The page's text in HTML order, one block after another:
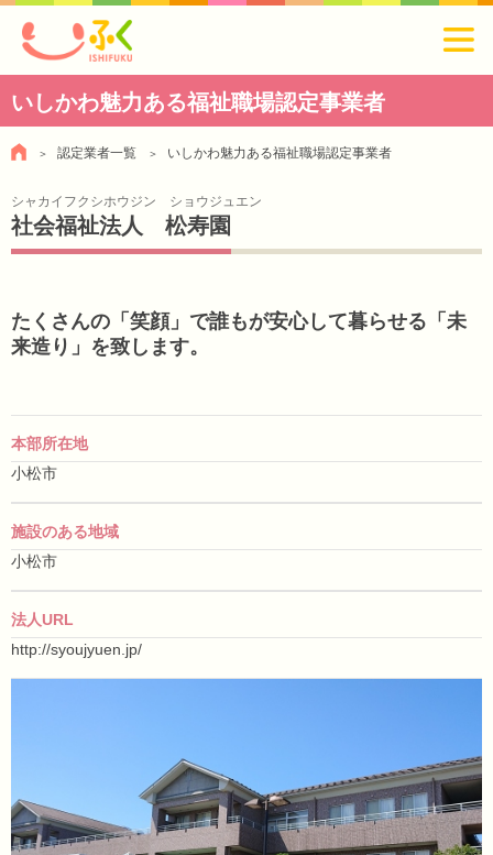
いしかわ魅力ある福祉職場認定事業者
認定業者一覧 いしかわ魅力ある福祉職場認定事業者
シャカイフクシホウジン ショウジュエン
社会福祉法人 松寿園
たくさんの「笑顔」で誰もが安心して暮らせる「未
来造り」を致します。
本部所在地
小松市
施設のある地域
小松市
法人URL
http://syoujyuen.jp/